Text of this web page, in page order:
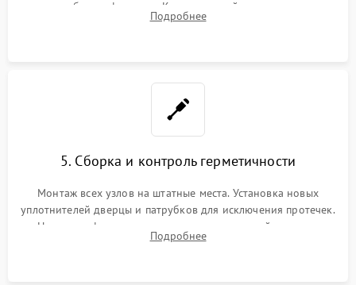
патрубках и фильтрах. Компонентный ремонт платы
управления, восстановление поврежденной проводки.
Подробнее
5. Сборка и контроль герметичности
Монтаж всех узлов на штатные места. Установка новых
уплотнителей дверцы и патрубков для исключения протечек.
Надежная фиксация хомутов гидравлической системы,
сборка корпуса и установка датчика поплавка.
Подробнее